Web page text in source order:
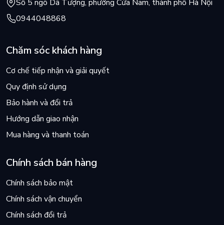
Số 5 ngõ Dã Tượng, phường Cửa Nam, thành phố Hà Nội
0944048868
Chăm sóc khách hàng
Cơ chế tiếp nhận và giải quyết
Quy định sử dụng
Bảo hành và đổi trả
Hướng dẫn giao nhận
Mua hàng và thanh toán
Chính sách bán hàng
Chính sách bảo mật
Chính sách vận chuyển
Chính sách đổi trả